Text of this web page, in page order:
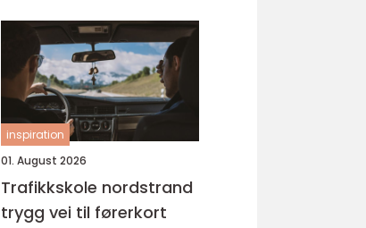
inspiration
01. August 2026
Trafikkskole nordstrand
trygg vei til førerkort